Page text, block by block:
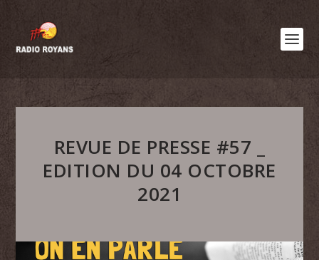
REVUE DE PRESSE #57 _
EDITION DU 04 OCTOBRE
2021